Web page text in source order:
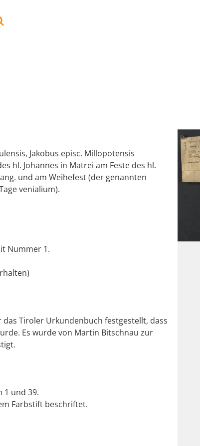
Jakobus episc. Millopotensis
hl. Johannes in Matrei am Feste des hl.
und am Weihefest (der genannten
venialium).
Nummer 1.
Tiroler Urkundenbuch festgestellt, dass
Es wurde von Martin Bitschnau zur
1 und 39.
Farbstift beschriftet.